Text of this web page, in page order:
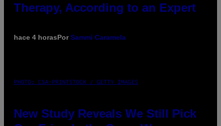
Therapy, According to an Expert
hace 4 horasPorSammi Caramela
PHOTO: CSA-PRINTSTOCK / GETTY IMAGES
New Study Reveals We Still Pick